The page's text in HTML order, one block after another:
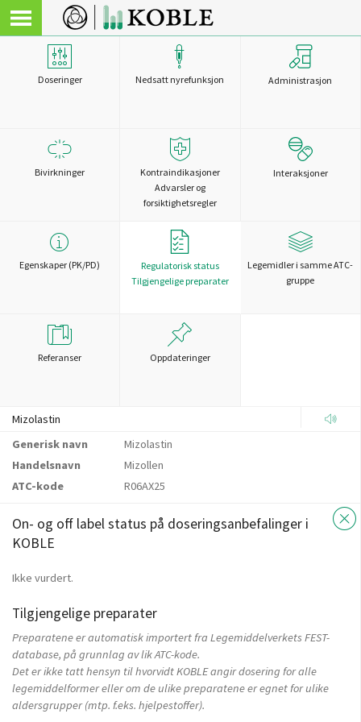
Doseringer Nedsatt nyrefunksjon Administrasjon
Bivirkninger
Kontraindikasjoner
Advarsler og
forsiktighetsregler
Interaksjoner
Egenskaper (PK/PD)
Regulatorisk status
Tilgjengelige preparater
Legemidler i samme ATC-
gruppe
Referanser Oppdateringer
Mizolastin
Generisk navn
Mizolastin
Handelsnavn
Mizollen
ATC-kode
R06AX25
On- og off label status på doseringsanbefalinger i
KOBLE
Ikke vurdert.
Tilgjengelige preparater
Preparatene er automatisk importert fra Legemiddelverkets FEST-
database, på grunnlag av lik ATC-kode.
Det er ikke tatt hensyn til hvorvidt KOBLE angir dosering for alle
legemiddelformer eller om de ulike preparatene er egnet for ulike
aldersgrupper (mtp. f.eks. hjelpestoffer).